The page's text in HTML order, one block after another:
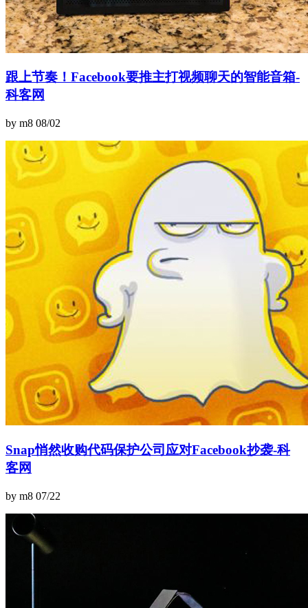
跟上节奏！Facebook要推主打视频聊天的智能音箱-
科客网
by m8 08/02
Snap悄然收购代码保护公司应对Facebook抄袭-科
客网
by m8 07/22